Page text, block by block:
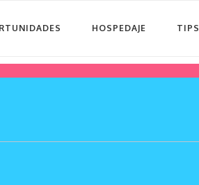
HOSPEDAJE TIPS